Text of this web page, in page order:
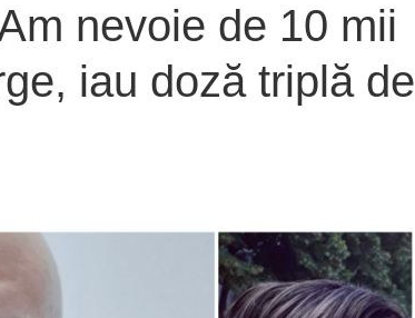
nevoie de 10 mii
iau doză triplă de